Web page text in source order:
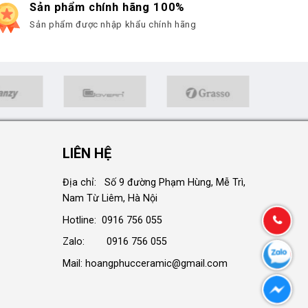
Sản phẩm chính hãng 100%
Sản phẩm được nhập khẩu chính hãng
LIÊN HỆ
Địa chỉ: Số 9 đường Phạm Hùng, Mễ Trì,
Nam Từ Liêm, Hà Nội
Hotline: 0916 756 055
Zalo: 0916 756 055
Mail: hoangphucceramic@gmail.com